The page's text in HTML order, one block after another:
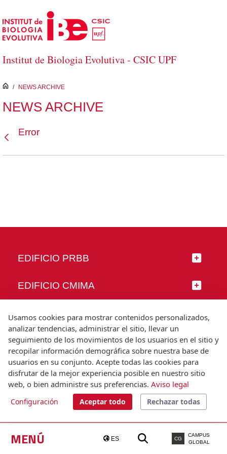
Saltar al contenido principal
Institut de Biologia Evolutiva - CSIC UPF
MENÚ ES CG
CAMPUS
GLOBAL
inici
/ NEWS ARCHIVE
NEWS ARCHIVE
Error
EDIFICIO PRBB
EDIFICIO CMIMA
SÍGUENOS
© Universitat Pompeu Fabra
Barcelona
T.(+34) 93 542 20 00
Usamos cookies para mostrar contenidos personalizados,
analizar tendencias, administrar el sitio, llevar un
seguimiento de los movimientos de los usuarios en el sitio y
recopilar información demográfica sobre nuestra base de
usuarios en su conjunto. Acepte todas las cookies para
disfrutar de la mejor experiencia posible en nuestro sitio
web, o bien administre sus preferencias. Aviso legal
Configuración Aceptar todo Rechazar todas